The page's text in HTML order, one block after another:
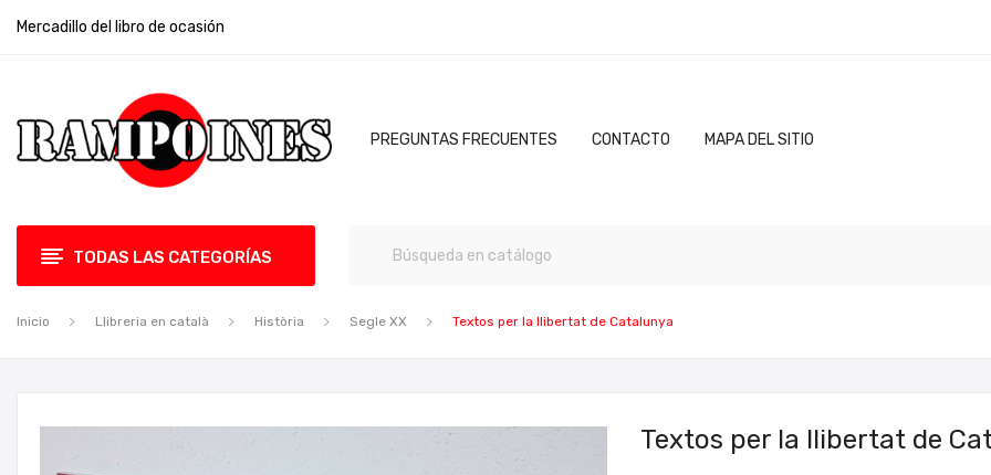
Mercadillo del libro de ocasión
PREGUNTAS FRECUENTES CONTACTO MAPA DEL SITIO
TODAS LAS CATEGORÍAS
Inicio Llibreria en català Història Segle XX Textos per la llibertat de Catalunya
Textos per la llibertat de